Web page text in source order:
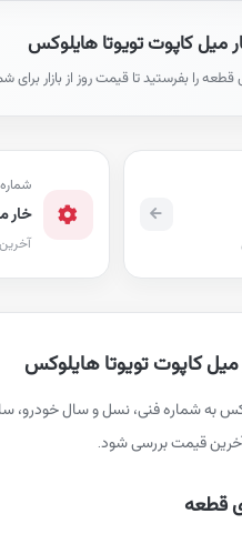
میل کاپوت تویوتا هایلوکس
را بفرستید تا قیمت روز از بازار برای
خار
کاپوت تویوتا هایلوکس
به شماره فنی، نسل و سال
آخرین قیمت بررسی شود.
قطعه